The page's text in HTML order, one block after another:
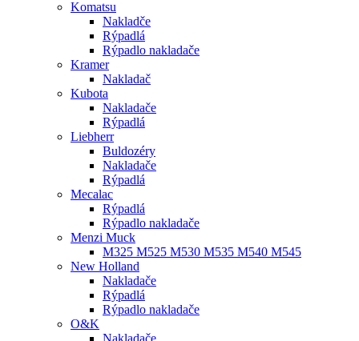
Komatsu
Nakladče
Rýpadlá
Rýpadlo nakladače
Kramer
Nakladač
Kubota
Nakladače
Rýpadlá
Liebherr
Buldozéry
Nakladače
Rýpadlá
Mecalac
Rýpadlá
Rýpadlo nakladače
Menzi Muck
M325 M525 M530 M535 M540 M545
New Holland
Nakladače
Rýpadlá
Rýpadlo nakladače
O&K
Nakladače